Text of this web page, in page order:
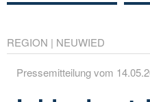
REGION | NEUWIED
Pressemitteilung vom